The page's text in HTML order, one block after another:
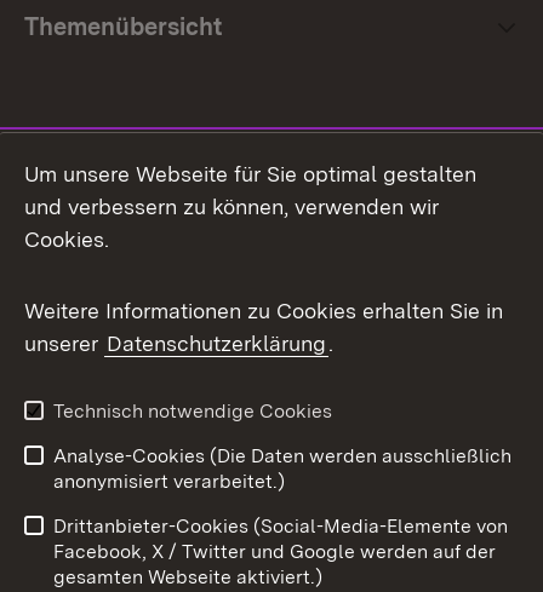
Themenübersicht
Facebook
X / Twitter
Youtube
Impressum
Kontakt
Barrierefreiheit
Datenschutz
Cookies
Um unsere Webseite für Sie optimal gestalten
und verbessern zu können, verwenden wir
Cookies.
Weitere Informationen zu Cookies erhalten Sie in
unserer Datenschutzerklärung.
Technisch notwendige Cookies
Analyse-Cookies (Die Daten werden ausschließlich
anonymisiert verarbeitet.)
Drittanbieter-Cookies (Social-Media-Elemente von
Facebook, X / Twitter und Google werden auf der
gesamten Webseite aktiviert.)